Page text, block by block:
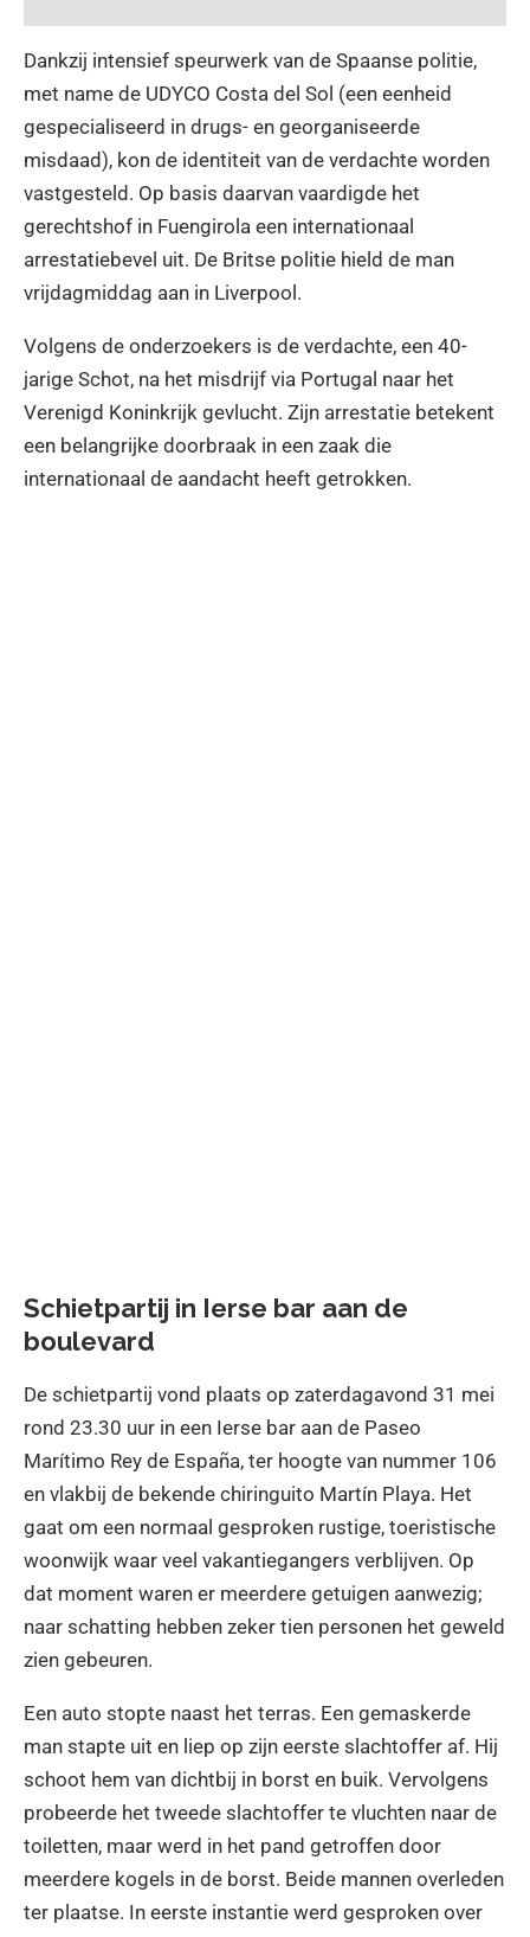
Dankzij intensief speurwerk van de Spaanse politie,
met name de UDYCO Costa del Sol (een eenheid
gespecialiseerd in drugs- en georganiseerde
misdaad), kon de identiteit van de verdachte worden
vastgesteld. Op basis daarvan vaardigde het
gerechtshof in Fuengirola een internationaal
arrestatiebevel uit. De Britse politie hield de man
vrijdagmiddag aan in Liverpool.
Volgens de onderzoekers is de verdachte, een 40-
jarige Schot, na het misdrijf via Portugal naar het
Verenigd Koninkrijk gevlucht. Zijn arrestatie betekent
een belangrijke doorbraak in een zaak die
internationaal de aandacht heeft getrokken.
Schietpartij in Ierse bar aan de
boulevard
De schietpartij vond plaats op zaterdagavond 31 mei
rond 23.30 uur in een Ierse bar aan de Paseo
Marítimo Rey de España, ter hoogte van nummer 106
en vlakbij de bekende chiringuito Martín Playa. Het
gaat om een normaal gesproken rustige, toeristische
woonwijk waar veel vakantiegangers verblijven. Op
dat moment waren er meerdere getuigen aanwezig;
naar schatting hebben zeker tien personen het geweld
zien gebeuren.
Een auto stopte naast het terras. Een gemaskerde
man stapte uit en liep op zijn eerste slachtoffer af. Hij
schoot hem van dichtbij in borst en buik. Vervolgens
probeerde het tweede slachtoffer te vluchten naar de
toiletten, maar werd in het pand getroffen door
meerdere kogels in de borst. Beide mannen overleden
ter plaatse. In eerste instantie werd gesproken over